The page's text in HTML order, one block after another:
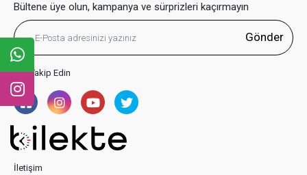
Bültene üye olun, kampanya ve sürprizleri kaçırmayın
Gönder
Bizi Takip Edin
İletişim